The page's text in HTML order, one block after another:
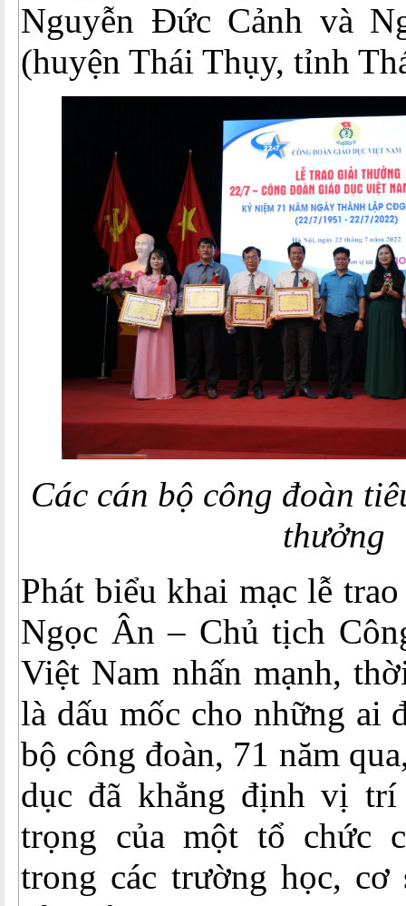
Nguyễn Đức Cảnh và
(huyện Thái Thụy, tỉnh
Các cán bộ công đoàn
thưởng
Phát biểu khai mạc lễ
Ngọc Ân – Chủ tịch
Việt Nam nhấn mạnh,
là dấu mốc cho những ai
bộ công đoàn, 71 năm
dục đã khẳng định vị
trọng của một tổ chức
trong các trường học, cơ